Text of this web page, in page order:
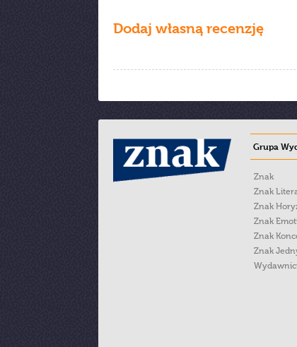
Dodaj własną recenzję
Grupa
Znak
Znak
Znak
Znak
Znak
Znak